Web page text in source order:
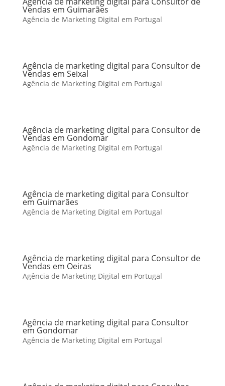
Vendas em Guimarães
Agência de Marketing Digital em Portugal
Agência de marketing digital para Consultor de
Vendas em Seixal
Agência de Marketing Digital em Portugal
Agência de marketing digital para Consultor de
Vendas em Gondomar
Agência de Marketing Digital em Portugal
Agência de marketing digital para Consultor
em Guimarães
Agência de Marketing Digital em Portugal
Agência de marketing digital para Consultor de
Vendas em Oeiras
Agência de Marketing Digital em Portugal
Agência de marketing digital para Consultor
em Gondomar
Agência de Marketing Digital em Portugal